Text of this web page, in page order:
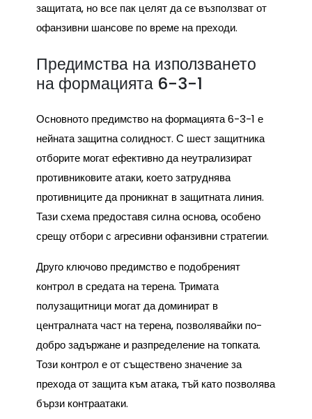
защитата, но все пак целят да се възползват от
офанзивни шансове по време на преходи.
Предимства на използването
на формацията 6-3-1
Основното предимство на формацията 6-3-1 е
нейната защитна солидност. С шест защитника
отборите могат ефективно да неутрализират
противниковите атаки, което затруднява
противниците да проникнат в защитната линия.
Тази схема предоставя силна основа, особено
срещу отбори с агресивни офанзивни стратегии.
Друго ключово предимство е подобреният
контрол в средата на терена. Тримата
полузащитници могат да доминират в
централната част на терена, позволявайки по-
добро задържане и разпределение на топката.
Този контрол е от съществено значение за
прехода от защита към атака, тъй като позволява
бързи контраатаки.